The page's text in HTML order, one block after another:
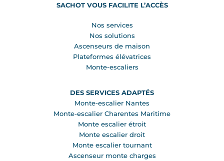
SACHOT VOUS FACILITE L’ACCÈS
Nos services
Nos solutions
Ascenseurs de maison
Plateformes élévatrices
Monte-escaliers
DES SERVICES ADAPTÉS
Monte-escalier Nantes
Monte-escalier Charentes Maritime
Monte escalier étroit
Monte escalier droit
Monte escalier tournant
Ascenseur monte charges